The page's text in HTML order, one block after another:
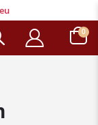
Wagen
0